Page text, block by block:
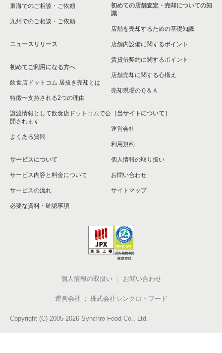
東海でのご相談・ご依頼
九州でのご相談・ご依頼
ニュースリリース
初めてご利用になる方へ
飲食店ドットコム 居抜き売却とは
特徴〜支持される2つの理由
譲渡情報として飲食店ドットコムで公
開されます
よくある質問
サービスについて
サービス内容と料金について
サービスの流れ
必要な資料・確認事項
初めての店舗査定・売却についての知
識
店舗を売却するための基礎知識
店舗内設備に関するポイント
賃貸借契約に関するポイント
店舗売却に関する心構え
売却現場のＱ＆Ａ
［当サイトについて］
運営会社
利用規約
個人情報の取り扱い
お問い合わせ
サイトマップ
個人情報の取扱い お問い合わせ
運営会社 株式会社シンクロ・フード
Copyright (C) 2005-2026 Synchro Food Co., Ltd.